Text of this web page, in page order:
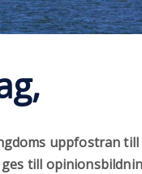
uppfostran
till